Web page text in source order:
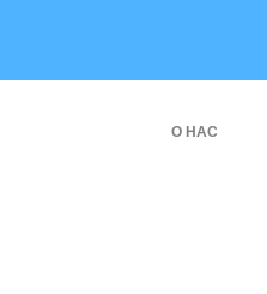
О НАС